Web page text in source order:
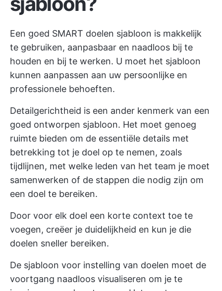
Een goed SMART doelen sjabloon is makkelijk
te gebruiken, aanpasbaar en naadloos bij te
houden en bij te werken. U moet het sjabloon
kunnen aanpassen aan uw persoonlijke en
professionele behoeften.
Detailgerichtheid is een ander kenmerk van een
goed ontworpen sjabloon. Het moet genoeg
ruimte bieden om de essentiële details met
betrekking tot je doel op te nemen, zoals
tijdlijnen, met welke leden van het team je moet
samenwerken of de stappen die nodig zijn om
een doel te bereiken.
Door voor elk doel een korte context toe te
voegen, creëer je duidelijkheid en kun je die
doelen sneller bereiken.
De sjabloon voor instelling van doelen moet de
voortgang naadloos visualiseren om je te